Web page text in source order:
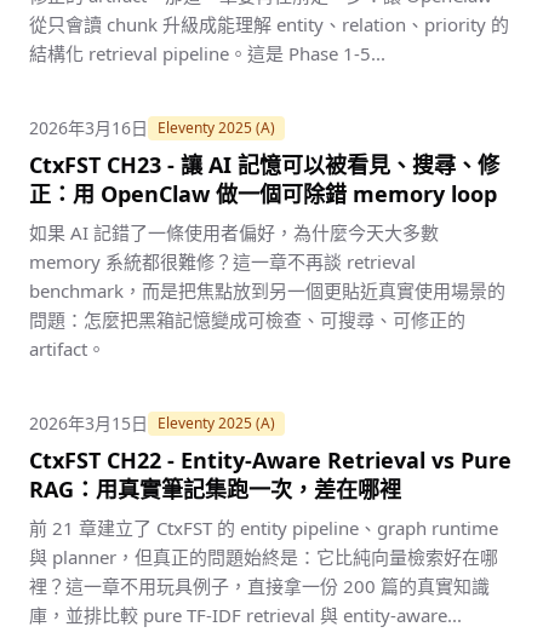
從只會讀 chunk 升級成能理解 entity、relation、priority 的
結構化 retrieval pipeline。這是 Phase 1-5...
2026年3月16日 Eleventy 2025 (A)
CtxFST CH23 - 讓 AI 記憶可以被看見、搜尋、修
正：用 OpenClaw 做一個可除錯 memory loop
如果 AI 記錯了一條使用者偏好，為什麼今天大多數
memory 系統都很難修？這一章不再談 retrieval
benchmark，而是把焦點放到另一個更貼近真實使用場景的
問題：怎麼把黑箱記憶變成可檢查、可搜尋、可修正的
artifact。
2026年3月15日 Eleventy 2025 (A)
CtxFST CH22 - Entity-Aware Retrieval vs Pure
RAG：用真實筆記集跑一次，差在哪裡
前 21 章建立了 CtxFST 的 entity pipeline、graph runtime
與 planner，但真正的問題始終是：它比純向量檢索好在哪
裡？這一章不用玩具例子，直接拿一份 200 篇的真實知識
庫，並排比較 pure TF-IDF retrieval 與 entity-aware...